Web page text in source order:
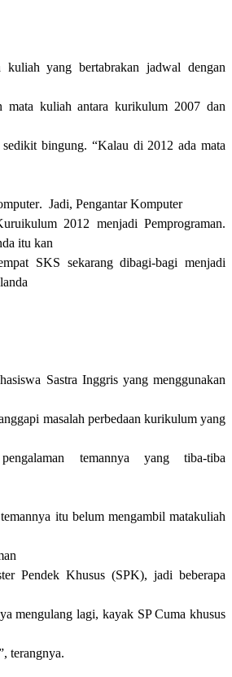
kuliah yang bertabrakan jadwal dengan
mata kuliah antara kurikulum 2007 dan
sedikit bingung. “Kalau di 2012 ada mata
. Jadi, Pengantar Komputer
2012 menjadi Pemprograman.
itu kan
SKS sekarang dibagi-bagi menjadi
Sastra Inggris yang menggunakan
masalah perbedaan kurikulum yang
temannya yang tiba-tiba
itu belum mengambil matakuliah
Pendek Khusus (SPK), jadi beberapa
mengulang lagi, kayak SP Cuma khusus
terangnya.